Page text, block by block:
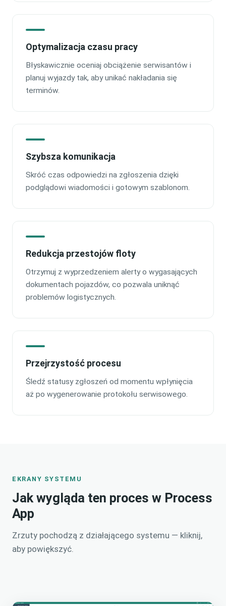
Optymalizacja czasu pracy
Błyskawicznie oceniaj obciążenie serwisantów i
planuj wyjazdy tak, aby unikać nakładania się
terminów.
Szybsza komunikacja
Skróć czas odpowiedzi na zgłoszenia dzięki
podglądowi wiadomości i gotowym szablonom.
Redukcja przestojów floty
Otrzymuj z wyprzedzeniem alerty o wygasających
dokumentach pojazdów, co pozwala uniknąć
problemów logistycznych.
Przejrzystość procesu
Śledź statusy zgłoszeń od momentu wpłynięcia
aż po wygenerowanie protokołu serwisowego.
EKRANY SYSTEMU
Jak wygląda ten proces w Process
App
Zrzuty pochodzą z działającego systemu — kliknij,
aby powiększyć.